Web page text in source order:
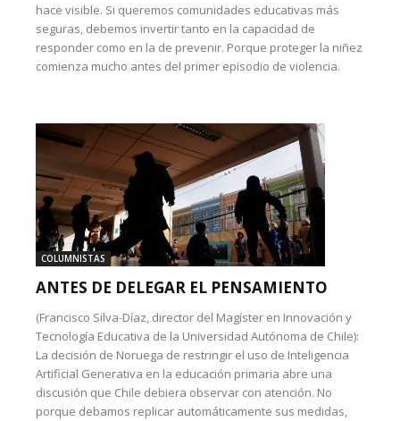
hace visible. Si queremos comunidades educativas más
seguras, debemos invertir tanto en la capacidad de
responder como en la de prevenir. Porque proteger la niñez
comienza mucho antes del primer episodio de violencia.
COLUMNISTAS
ANTES DE DELEGAR EL PENSAMIENTO
(Francisco Silva-Díaz, director del Magíster en Innovación y
Tecnología Educativa de la Universidad Autónoma de Chile):
La decisión de Noruega de restringir el uso de Inteligencia
Artificial Generativa en la educación primaria abre una
discusión que Chile debiera observar con atención. No
porque debamos replicar automáticamente sus medidas,